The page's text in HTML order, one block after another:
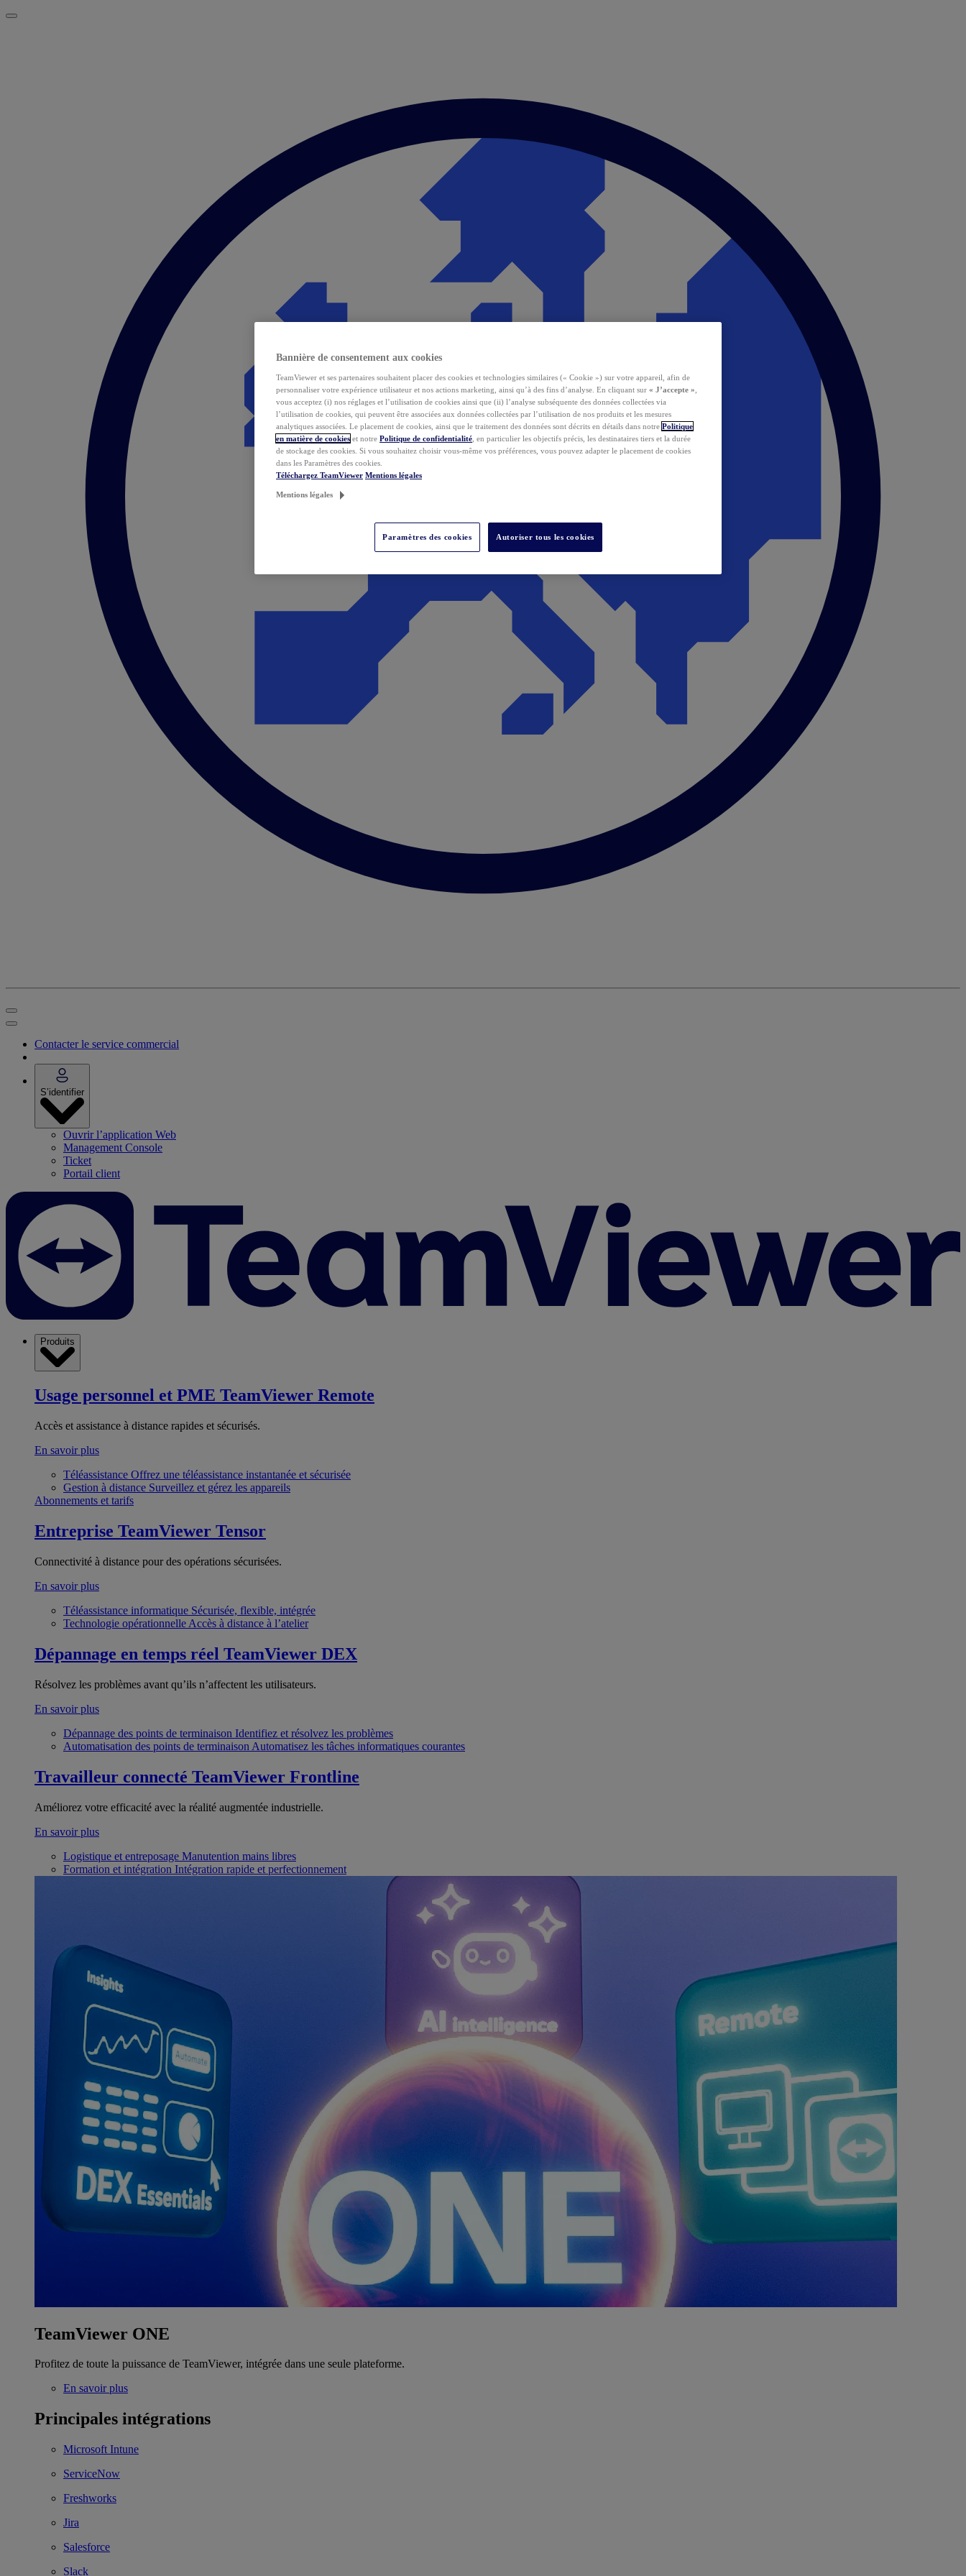
Contacter le service commercial
S’identifier
Ouvrir l’application Web
Management Console
Ticket
Portail client
Produits
Usage personnel et PME TeamViewer Remote
Accès et assistance à distance rapides et sécurisés.
En savoir plus
Téléassistance Offrez une téléassistance instantanée et sécurisée
Gestion à distance Surveillez et gérez les appareils
Abonnements et tarifs
Entreprise TeamViewer Tensor
Connectivité à distance pour des opérations sécurisées.
En savoir plus
Téléassistance informatique Sécurisée, flexible, intégrée
Technologie opérationnelle Accès à distance à l’atelier
Dépannage en temps réel TeamViewer DEX
Résolvez les problèmes avant qu’ils n’affectent les utilisateurs.
En savoir plus
Dépannage des points de terminaison Identifiez et résolvez les problèmes
Automatisation des points de terminaison Automatisez les tâches informatiques courantes
Travailleur connecté TeamViewer Frontline
Améliorez votre efficacité avec la réalité augmentée industrielle.
En savoir plus
Logistique et entreposage Manutention mains libres
Formation et intégration Intégration rapide et perfectionnement
TeamViewer ONE
Profitez de toute la puissance de TeamViewer, intégrée dans une seule plateforme.
En savoir plus
Principales intégrations
Microsoft Intune
ServiceNow
Freshworks
Jira
Salesforce
Slack
Bannière de consentement aux cookies
TeamViewer et ses partenaires souhaitent placer des cookies et technologies similaires (« Cookie ») sur votre appareil, afin de
personnaliser votre expérience utilisateur et nos actions marketing, ainsi qu’à des fins d’analyse. En cliquant sur « J’accepte »
vous acceptez (i) nos réglages et l’utilisation de cookies ainsi que (ii) l’analyse subséquente des données collectées via
l’utilisation de cookies, qui peuvent être associées aux données collectées par l’utilisation de nos produits et les mesures
analytiques associées. Le placement de cookies, ainsi que le traitement des données sont décrits en détails dans notre Politique
en matière de cookies et notre Politique de confidentialité , en particulier les objectifs précis, les destinataires tiers et la durée
de stockage des cookies. Si vous souhaitez choisir vous-même vos préférences, vous pouvez adapter le placement de cookies
dans les Paramètres des cookies.
Téléchargez TeamViewer Mentions légales
Mentions légales
Paramètres des cookies Autoriser tous les cookies